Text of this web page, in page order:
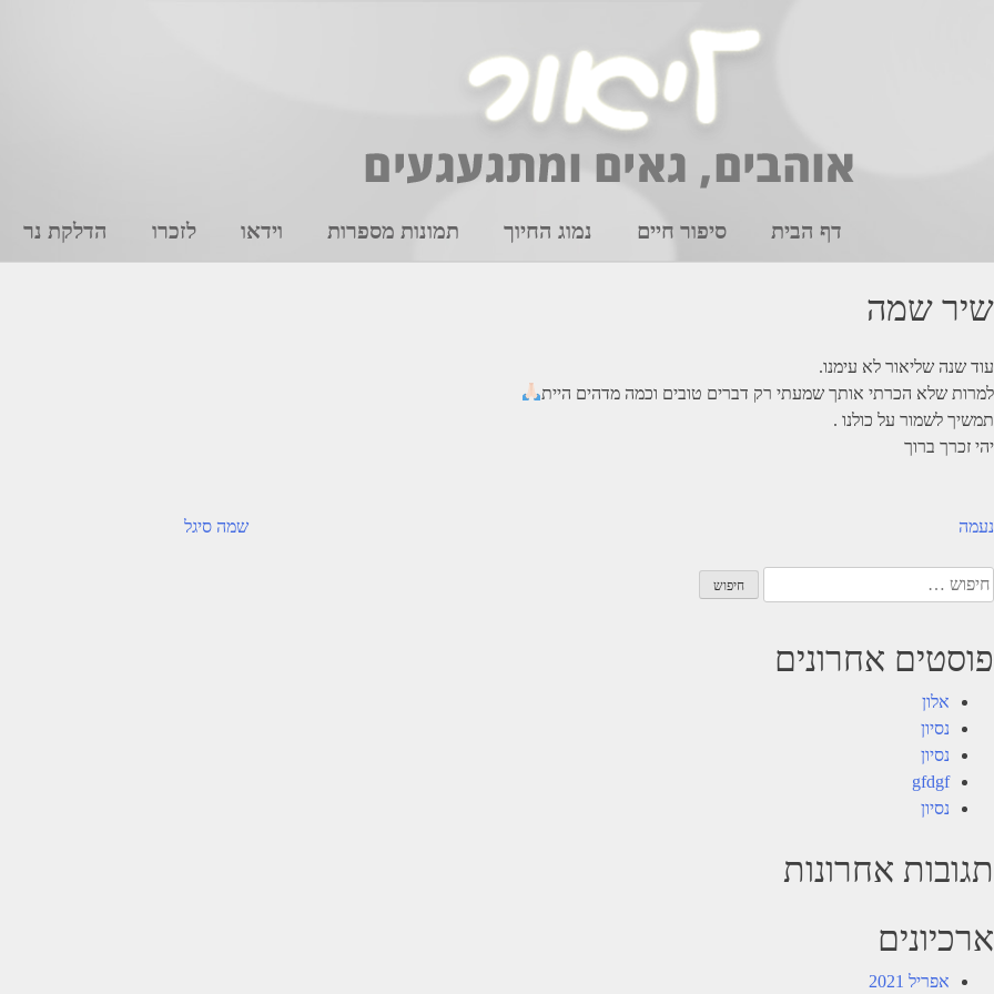
דף הבית סיפור חיים נמוג החיוך תמונות מספרות וידאו לזכרו הדלקת נר
שיר שמה
עוד שנה שליאור לא עימנו.
למרות שלא הכרתי אותך שמעתי רק דברים טובים וכמה מדהים היית
תמשיך לשמור על כולנו .
יהי זכרך ברוך
ניווט שמה סיגל נעמה
חיפוש:
פוסטים אחרונים
אלון
נסיון
נסיון
gfdgf
נסיון
תגובות אחרונות
ארכיונים
אפריל 2021